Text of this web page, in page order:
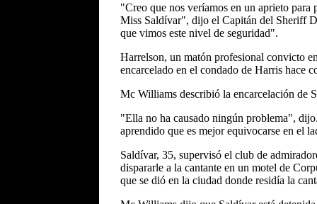
"Creo que nos veríamos en un aprieto
Miss Saldívar", dijo el Capitán del Sheriff
que vimos este nivel de seguridad".
Harrelson, un matón profesional convicto
encarcelado en el condado de Harris hace
Mc Williams describió la encarcelación de
"Ella no ha causado ningún problema",
aprendido que es mejor equivocarse en el
Saldívar, 35, supervisó el club de
dispararle a la cantante en un motel de
que se dió en la ciudad donde residía la